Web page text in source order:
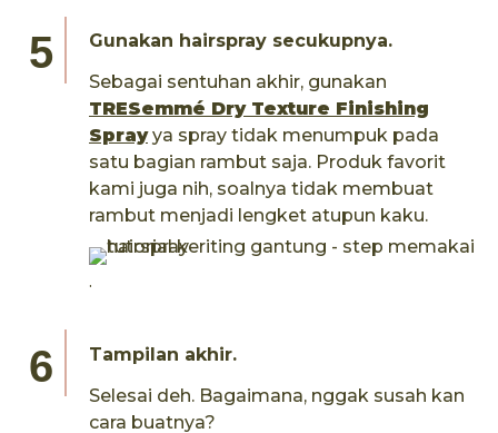
Gunakan hairspray secukupnya.
Sebagai sentuhan akhir, gunakan
TRESemmé Dry Texture Finishing
Sprayya spray tidak menumpuk pada
satu bagian rambut saja. Produk favorit
kami juga nih, soalnya tidak membuat
rambut menjadi lengket atupun kaku.
.
Tampilan akhir.
Selesai deh. Bagaimana, nggak susah kan
cara buatnya?